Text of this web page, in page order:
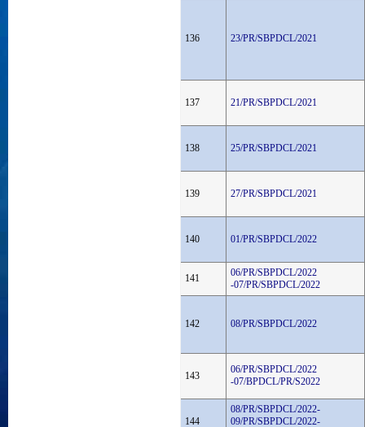
136 23/PR/SBPDCL/2021
137 21/PR/SBPDCL/2021
138 25/PR/SBPDCL/2021
139 27/PR/SBPDCL/2021
140 01/PR/SBPDCL/2022
141
06/PR/SBPDCL/2022
-07/PR/SBPDCL/2022
142 08/PR/SBPDCL/2022
143
06/PR/SBPDCL/2022
-07/BPDCL/PR/S2022
144
08/PR/SBPDCL/2022-
09/PR/SBPDCL/2022-